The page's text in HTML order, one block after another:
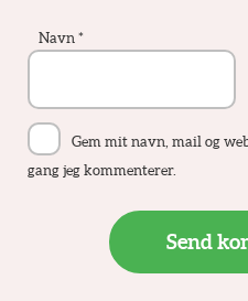
Navn *
Gem mit navn, mail og
gang jeg kommenterer.